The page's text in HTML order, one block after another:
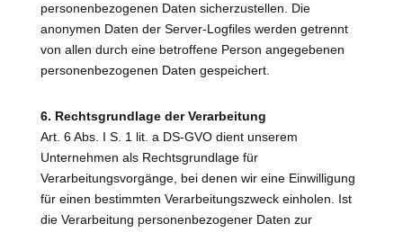
personenbezogenen Daten sicherzustellen. Die
anonymen Daten der Server-Logfiles werden getrennt
von allen durch eine betroffene Person angegebenen
personenbezogenen Daten gespeichert.
6. Rechtsgrundlage der Verarbeitung
Art. 6 Abs. I S. 1 lit. a DS-GVO dient unserem
Unternehmen als Rechtsgrundlage für
Verarbeitungsvorgänge, bei denen wir eine Einwilligung
für einen bestimmten Verarbeitungszweck einholen. Ist
die Verarbeitung personenbezogener Daten zur